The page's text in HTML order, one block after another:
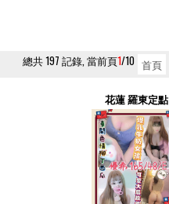
總共 197 記錄, 當前頁1/10 首頁
花蓮 羅東定點